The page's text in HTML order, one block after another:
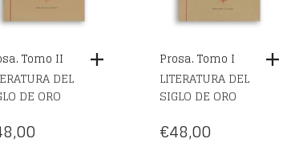
Tomo II
DEL
DE ORO
Prosa. Tomo I
LITERATURA DEL
SIGLO DE ORO
€48,00